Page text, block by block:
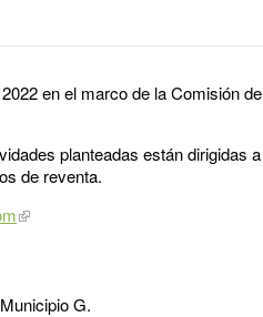
en el marco de la Comisión de
planteadas están dirigidas a
de reventa.
G.